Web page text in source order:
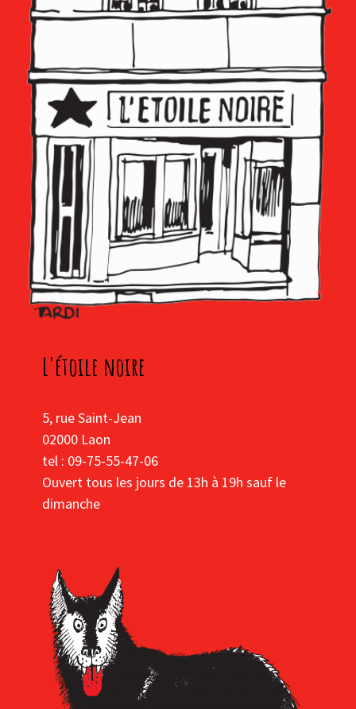
L'étoile noire
5, rue Saint-Jean
02000 Laon
tel : 09-75-55-47-06
Ouvert tous les jours de 13h à 19h sauf le
dimanche